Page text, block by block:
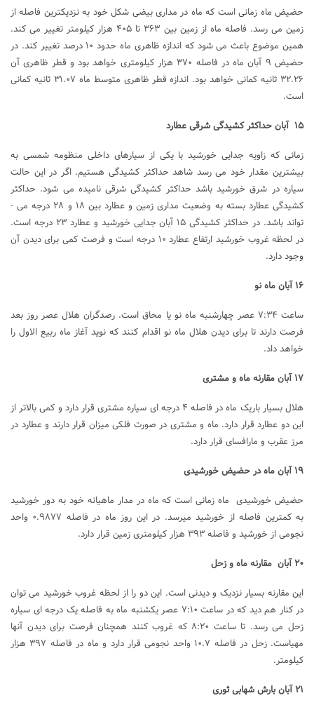
حضیض ماه زمانی است که ماه در مداری بیضی شکل خود به نزدیکترین فاصله از
زمین می رسد. فاصله ماه از زمین بین ۳۶۳ تا ۴۰۵ هزار کیلومتر تغییر می­ کند.
همین موضوع باعث می­ شود که اندازه ظاهری ماه حدود ۱۰ درصد تغییر کند. در
حضیض ۹ آبان ماه در فاصله ۳۷۰ هزار کیلومتری خواهد بود و قطر ظاهری آن
۳۲.۲۶ ثانیه کمانی خواهد بود. اندازه قطر ظاهری متوسط ماه ۳۱.۰۷ ثانیه کمانی
است.
۱۵ آبان حداکثر کشیدگی شرقی عطارد
زمانی که زاویه جدایی خورشید با یکی از سیار­های داخلی منظومه شمسی به
بیشترین مقدار خود می­ رسد شاهد حداکثر کشیدگی هستیم. اگر در این حالت
سیاره در شرق خورشید باشد حداکثر کشیدگی شرقی نامیده می ­شود. حداکثر
کشیدگی عطارد بسته به وضعیت مداری زمین و عطارد بین ۱۸ و ۲۸ درجه می ­
تواند باشد. در حداکثر کشیدگی ۱۵ آبان جدایی خورشید و عطارد ۲۳ درجه است.
در لحظه غروب خورشید ارتفاع عطارد ۱۰ درجه است و فرصت کمی برای دیدن آن
وجود دارد.
۱۶ آبان ماه نو
ساعت ۷:۳۴ عصر چهارشنبه ماه نو یا محاق است. رصدگران هلال عصر روز بعد
فرصت دارند تا برای دیدن هلال ماه نو اقدام کنند که نوید آغاز ماه ربیع الاول را
خواهد داد.
۱۷ آبان مقارنه ماه و مشتری
هلال بسیار باریک ماه در فاصله ۴ درجه ­ای سیاره مشتری قرار دارد و کمی بالاتر از
این دو عطارد قرار دارد. ماه و مشتری در صورت فلکی میزان قرار دارند و عطارد در
مرز عقرب و مارافسای قرار دارد.
۱۹ آبان ماه در حضیض خورشیدی
حضیض خورشیدی ماه زمانی است که ماه در مدار ماهیانه خود به دور خورشید
به کمترین فاصله از خورشید می­رسد. در این روز ماه در فاصله ۰.۹۸۷۷ واحد
نجومی از خورشید و فاصله ۳۹۳ هزار کیلومتری زمین قرار دارد.
۲۰ آبان مقارنه ماه و زحل
این مقارنه بسیار نزدیک و دیدنی است. این دو را از لحظه غروب خورشید می­ توان
در کنار هم دید که در ساعت ۷:۱۰ عصر یکشنبه ماه به فاصله یک درجه ای سیاره
زحل می ­رسد. تا ساعت ۸:۲۰ که غروب کنند همچنان فرصت برای دیدن آنها
مهیاست. زحل در فاصله ۱۰.۷ واحد نجومی قرار دارد و ماه در فاصله ۳۹۷ هزار
کیلومتر.
۲۱ آبان بارش شهابی ثوری